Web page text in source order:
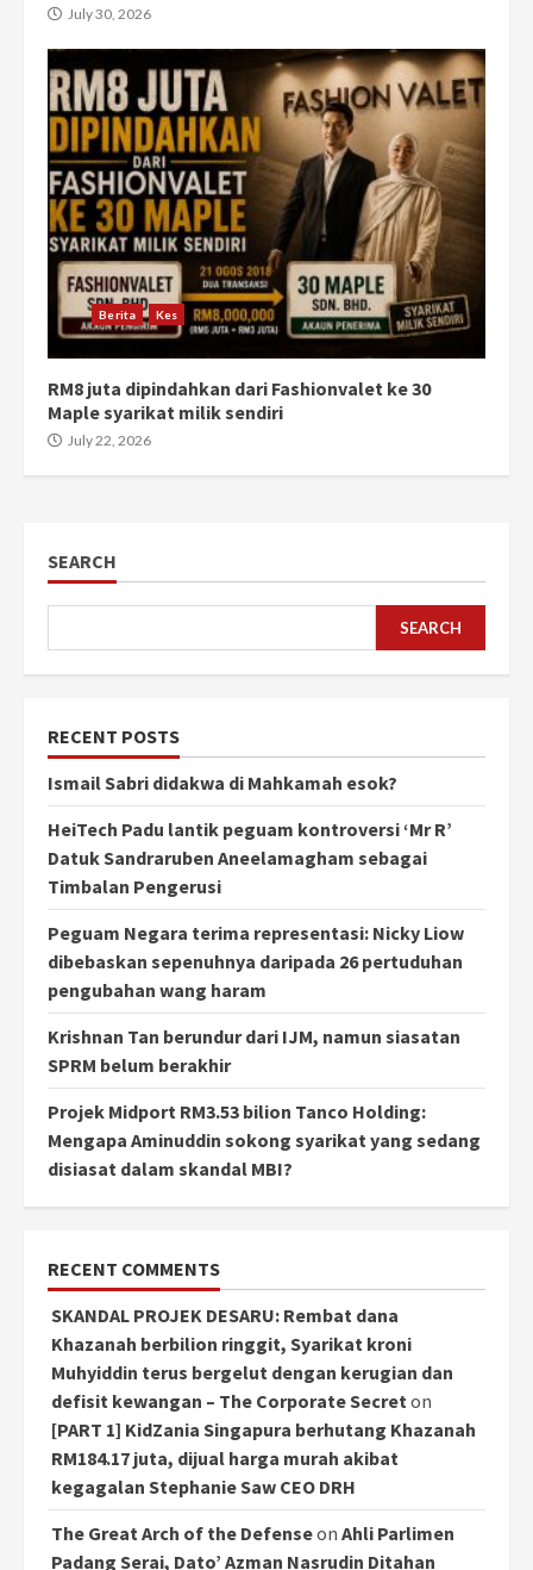
July 30, 2026
Berita Kes
RM8 juta dipindahkan dari Fashionvalet ke 30
Maple syarikat milik sendiri
July 22, 2026
SEARCH
SEARCH
RECENT POSTS
Ismail Sabri didakwa di Mahkamah esok?
HeiTech Padu lantik peguam kontroversi ‘Mr R’
Datuk Sandraruben Aneelamagham sebagai
Timbalan Pengerusi
Peguam Negara terima representasi: Nicky Liow
dibebaskan sepenuhnya daripada 26 pertuduhan
pengubahan wang haram
Krishnan Tan berundur dari IJM, namun siasatan
SPRM belum berakhir
Projek Midport RM3.53 bilion Tanco Holding:
Mengapa Aminuddin sokong syarikat yang sedang
disiasat dalam skandal MBI?
RECENT COMMENTS
SKANDAL PROJEK DESARU: Rembat dana
Khazanah berbilion ringgit, Syarikat kroni
Muhyiddin terus bergelut dengan kerugian dan
defisit kewangan – The Corporate Secreton
[PART 1] KidZania Singapura berhutang Khazanah
RM184.17 juta, dijual harga murah akibat
kegagalan Stephanie Saw CEO DRH
The Great Arch of the Defenseon Ahli Parlimen
Padang Serai, Dato’ Azman Nasrudin Ditahan